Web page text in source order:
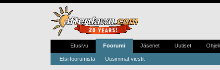
Etusivu Foorumi
Etsi foorumista Uusimmat viestit
Jäsenet Uutiset